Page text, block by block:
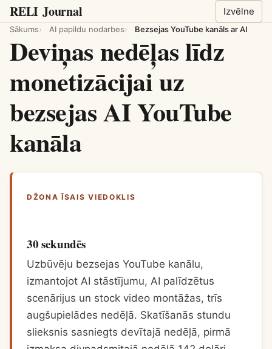
RELI Journal Izvēlne
Sākums AI papildu nodarbes Bezsejas YouTube kanāls ar AI
Deviņas nedēļas līdz
monetizācijai uz
bezsejas AI YouTube
kanāla
DŽONA ĪSAIS VIEDOKLIS
30 sekundēs
Uzbūvēju bezsejas YouTube kanālu,
izmantojot AI stāstījumu, AI palīdzētus
scenārijus un stock video montāžas, trīs
augšupielādes nedēļā. Skatīšanās stundu
slieksnis sasniegts devītajā nedēļā, pirmā